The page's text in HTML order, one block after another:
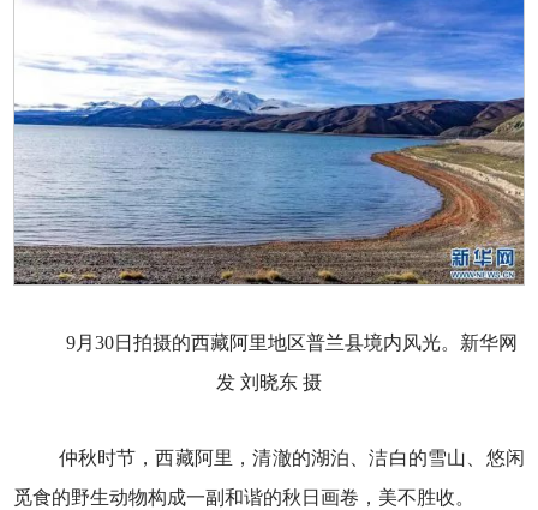
9月30日拍摄的西藏阿里地区普兰县境内风光。新华网
发 刘晓东 摄
仲秋时节，西藏阿里，清澈的湖泊、洁白的雪山、悠闲
觅食的野生动物构成一副和谐的秋日画卷，美不胜收。